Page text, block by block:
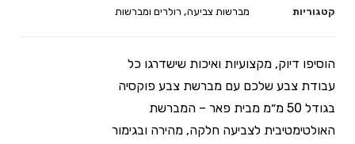
קטגוריות
מברשות צביעה, רולרים ומברשות
הוסיפו דיוק, מקצועיות ואיכות שישדרגו כל
עבודת צבע שלכם עם מברשת צבע פוקסיה
בגודל 50 מ״מ מבית פאר – המברשת
האולטימטיבית לצביעה חלקה, מהירה ובגימור